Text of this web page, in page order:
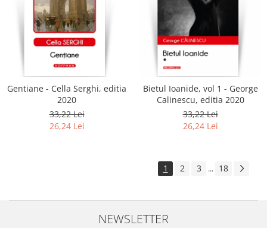
Gentiane - Cella Serghi, editia
2020
33,22 Lei
26,24 Lei
Bietul Ioanide, vol 1 - George
Calinescu, editia 2020
33,22 Lei
26,24 Lei
1 2 3 ... 18
NEWSLETTER